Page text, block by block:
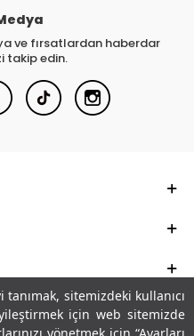
sitemizdeki kullanıcı
için web sitemizde
ve fırsatlardan haberdar
takip edin.